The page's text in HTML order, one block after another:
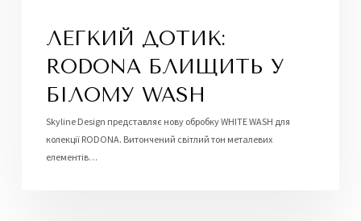
ЛЕГКИЙ ДОТИК:
RODONA БЛИЩИТЬ У
БІЛОМУ WASH
Skyline Design представляє нову обробку WHITE WASH для
колекції RODONA. Витончений світлий тон металевих
елементів…